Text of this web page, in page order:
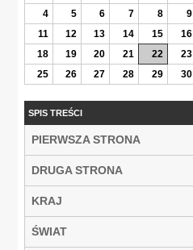
4
5 6 7 8 9
11
12 13 14 15 16
18
19 20 21 22 23
25
26 27 28 29 30
SPIS TREŚCI
PIERWSZA STRONA
DRUGA STRONA
KRAJ
ŚWIAT